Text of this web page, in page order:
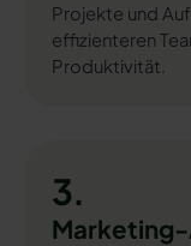
Projekte und
effizienteren
Produktivität.
3.